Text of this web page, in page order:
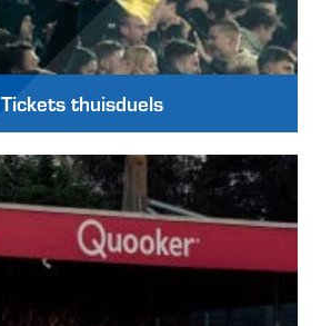
Tickets thuisduels